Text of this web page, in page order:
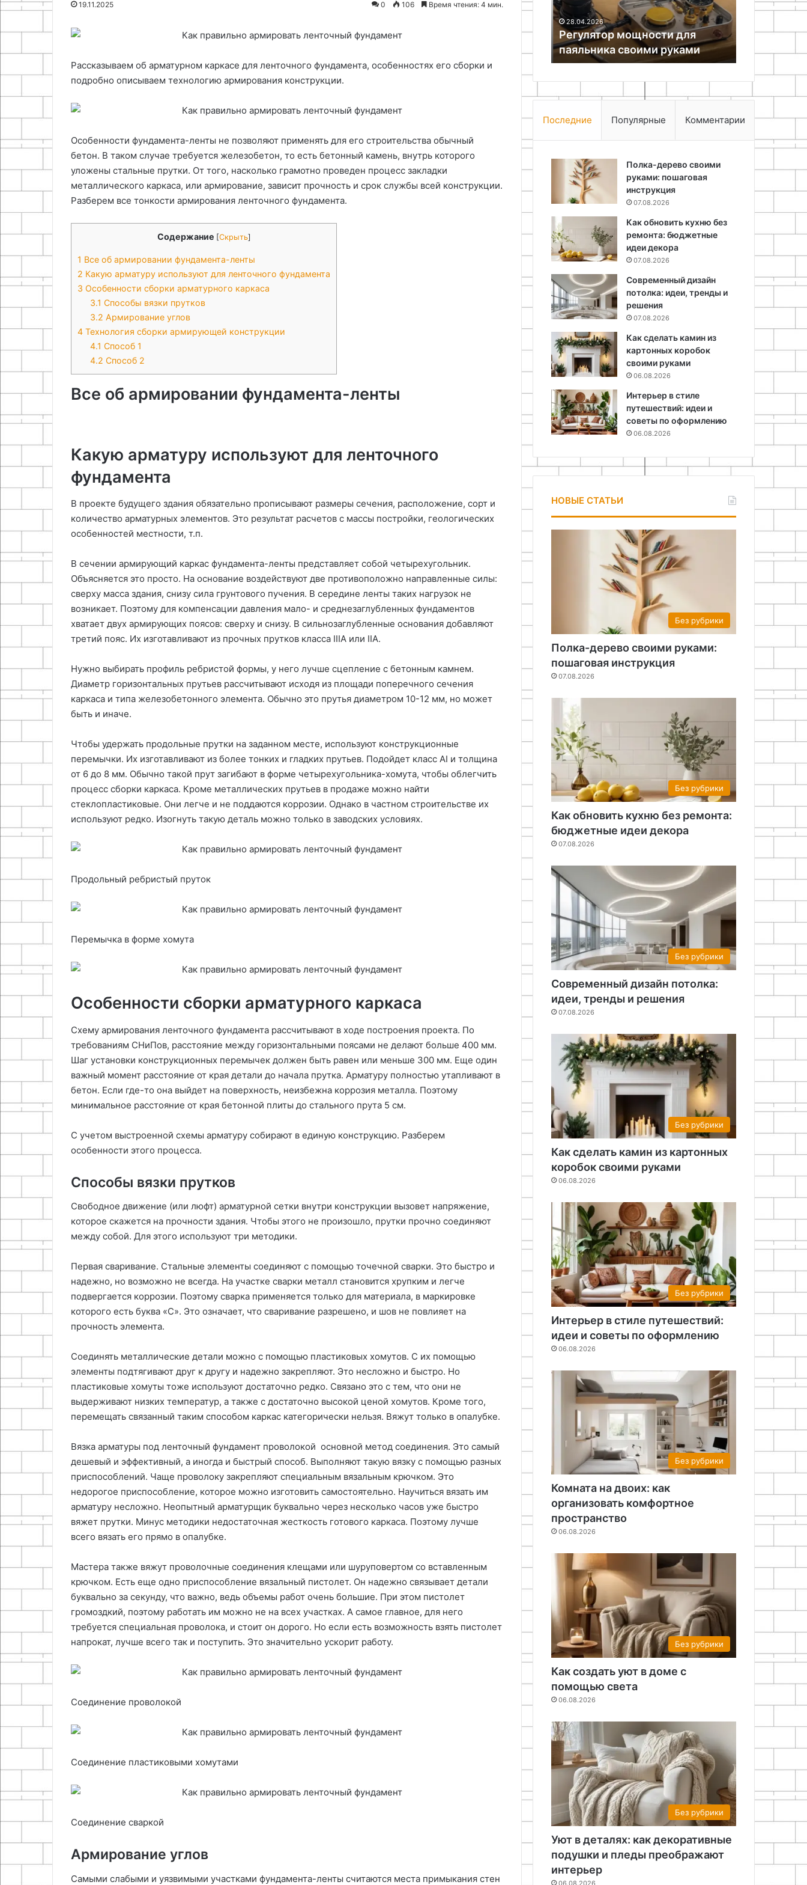
19.11.2025 0 106 Время чтения: 4 мин.
Рассказываем об арматурном каркасе для ленточного фундамента, особенностях его сборки и
подробно описываем технологию армирования конструкции.
Особенности фундамента-ленты не позволяют применять для его строительства обычный
бетон. В таком случае требуется железобетон, то есть бетонный камень, внутрь которого
уложены стальные прутки. От того, насколько грамотно проведен процесс закладки
металлического каркаса, или армирование, зависит прочность и срок службы всей конструкции.
Разберем все тонкости армирования ленточного фундамента.
Содержание [Скрыть]
1 Все об армировании фундамента-ленты
2 Какую арматуру используют для ленточного фундамента
3 Особенности сборки арматурного каркаса
3.1 Способы вязки прутков
3.2 Армирование углов
4 Технология сборки армирующей конструкции
4.1 Способ 1
4.2 Способ 2
Все об армировании фундамента-ленты
Какую арматуру используют для ленточного
фундамента
В проекте будущего здания обязательно прописывают размеры сечения, расположение, сорт и
количество арматурных элементов. Это результат расчетов с массы постройки, геологических
особенностей местности, т.п.
В сечении армирующий каркас фундамента-ленты представляет собой четырехугольник.
Объясняется это просто. На основание воздействуют две противоположно направленные силы:
сверху масса здания, снизу сила грунтового пучения. В середине ленты таких нагрузок не
возникает. Поэтому для компенсации давления мало- и среднезаглубленных фундаментов
хватает двух армирующих поясов: сверху и снизу. В сильнозаглубленные основания добавляют
третий пояс. Их изготавливают из прочных прутков класса IIIА или IIА.
Нужно выбирать профиль ребристой формы, у него лучше сцепление с бетонным камнем.
Диаметр горизонтальных прутьев рассчитывают исходя из площади поперечного сечения
каркаса и типа железобетонного элемента. Обычно это прутья диаметром 10-12 мм, но может
быть и иначе.
Чтобы удержать продольные прутки на заданном месте, используют конструкционные
перемычки. Их изготавливают из более тонких и гладких прутьев. Подойдет класс АI и толщина
от 6 до 8 мм. Обычно такой прут загибают в форме четырехугольника-хомута, чтобы облегчить
процесс сборки каркаса. Кроме металлических прутьев в продаже можно найти
стеклопластиковые. Они легче и не поддаются коррозии. Однако в частном строительстве их
используют редко. Изогнуть такую деталь можно только в заводских условиях.
Продольный ребристый пруток
Перемычка в форме хомута
Особенности сборки арматурного каркаса
Схему армирования ленточного фундамента рассчитывают в ходе построения проекта. По
требованиям СНиПов, расстояние между горизонтальными поясами не делают больше 400 мм.
Шаг установки конструкционных перемычек должен быть равен или меньше 300 мм. Еще один
важный момент расстояние от края детали до начала прутка. Арматуру полностью утапливают в
бетон. Если где-то она выйдет на поверхность, неизбежна коррозия металла. Поэтому
минимальное расстояние от края бетонной плиты до стального прута 5 см.
С учетом выстроенной схемы арматуру собирают в единую конструкцию. Разберем
особенности этого процесса.
Способы вязки прутков
Свободное движение (или люфт) арматурной сетки внутри конструкции вызовет напряжение,
которое скажется на прочности здания. Чтобы этого не произошло, прутки прочно соединяют
между собой. Для этого используют три методики.
Первая сваривание. Стальные элементы соединяют с помощью точечной сварки. Это быстро и
надежно, но возможно не всегда. На участке сварки металл становится хрупким и легче
подвергается коррозии. Поэтому сварка применяется только для материала, в маркировке
которого есть буква «С». Это означает, что сваривание разрешено, и шов не повлияет на
прочность элемента.
Соединять металлические детали можно с помощью пластиковых хомутов. С их помощью
элементы подтягивают друг к другу и надежно закрепляют. Это несложно и быстро. Но
пластиковые хомуты тоже используют достаточно редко. Связано это с тем, что они не
выдерживают низких температур, а также с достаточно высокой ценой хомутов. Кроме того,
перемещать связанный таким способом каркас категорически нельзя. Вяжут только в опалубке.
Вязка арматуры под ленточный фундамент проволокой основной метод соединения. Это самый
дешевый и эффективный, а иногда и быстрый способ. Выполняют такую вязку с помощью разных
приспособлений. Чаще проволоку закрепляют специальным вязальным крючком. Это
недорогое приспособление, которое можно изготовить самостоятельно. Научиться вязать им
арматуру несложно. Неопытный арматурщик буквально через несколько часов уже быстро
вяжет прутки. Минус методики недостаточная жесткость готового каркаса. Поэтому лучше
всего вязать его прямо в опалубке.
Мастера также вяжут проволочные соединения клещами или шуруповертом со вставленным
крючком. Есть еще одно приспособление вязальный пистолет. Он надежно связывает детали
буквально за секунду, что важно, ведь объемы работ очень большие. При этом пистолет
громоздкий, поэтому работать им можно не на всех участках. А самое главное, для него
требуется специальная проволока, и стоит он дорого. Но если есть возможность взять пистолет
напрокат, лучше всего так и поступить. Это значительно ускорит работу.
Соединение проволокой
Соединение пластиковыми хомутами
Соединение сваркой
Армирование углов
Самыми слабыми и уязвимыми участками фундамента-ленты считаются места примыкания стен
04.05.2026
зарядного устройства на базе
и
острова
способы открыть природу,
Гравийные велосипеды —
28.04.2026
Регулятор мощности для
паяльника своими руками
Последние Популярные Комментарии
Полка-дерево своими
руками: пошаговая
инструкция
07.08.2026
Как обновить кухню без
ремонта: бюджетные
идеи декора
07.08.2026
Современный дизайн
потолка: идеи, тренды и
решения
07.08.2026
Как сделать камин из
картонных коробок
своими руками
06.08.2026
Интерьер в стиле
путешествий: идеи и
советы по оформлению
06.08.2026
НОВЫЕ СТАТЬИ
Без рубрики
Полка-дерево своими руками:
пошаговая инструкция
07.08.2026
Без рубрики
Как обновить кухню без ремонта:
бюджетные идеи декора
07.08.2026
Без рубрики
Современный дизайн потолка:
идеи, тренды и решения
07.08.2026
Без рубрики
Как сделать камин из картонных
коробок своими руками
06.08.2026
Без рубрики
Интерьер в стиле путешествий:
идеи и советы по оформлению
06.08.2026
Без рубрики
Комната на двоих: как
организовать комфортное
пространство
06.08.2026
Без рубрики
Как создать уют в доме с
помощью света
06.08.2026
Без рубрики
Уют в деталях: как декоративные
подушки и пледы преображают
интерьер
06.08.2026